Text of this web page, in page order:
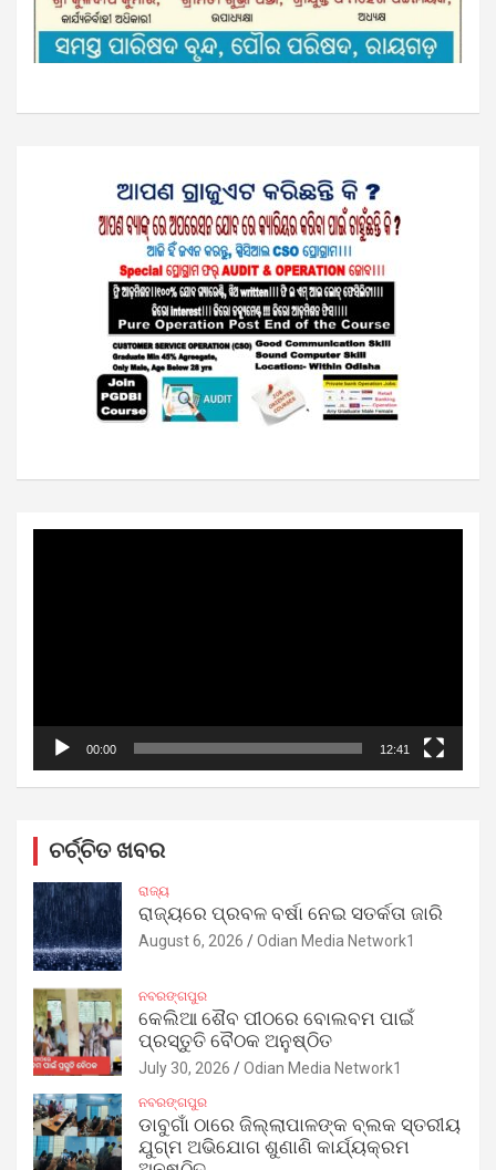
00:00 12:41
ଚର୍ଚ୍ଚିତ ଖବର
ରାଜ୍ୟ
ରାଜ୍ୟରେ ପ୍ରବଳ ବର୍ଷା ନେଇ ସତର୍କତା ଜାରି
August 6, 2026 Odian Media Network1
ନବରଙ୍ଗପୁର
କେଲିଆ ଶୈବ ପୀଠରେ ବୋଲବମ ପାଇଁ
ପ୍ରସ୍ତୁତି ବୈଠକ ଅନୁଷ୍ଠିତ
July 30, 2026 Odian Media Network1
ନବରଙ୍ଗପୁର
ଡାବୁଗାଁ ଠାରେ ଜିଲ୍ଲାପାଳଙ୍କ ବ୍ଲକ ସ୍ତରୀୟ
ଯୁଗ୍ମ ଅଭିଯୋଗ ଶୁଣାଣି କାର୍ଯ୍ୟକ୍ରମ